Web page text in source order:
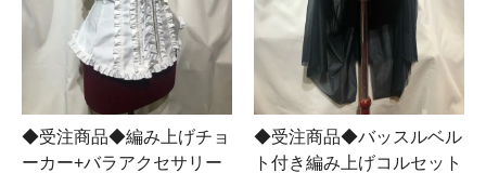
◆受注商品◆編み上げチョ
ーカー+バラアクセサリー
◆受注商品◆バッスルベル
ト付き編み上げコルセット